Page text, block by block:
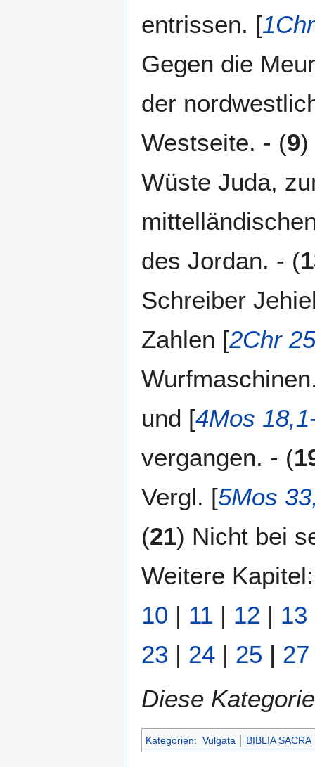
entrissen. [
Gegen die
der
Westseite. - (9)
Wüste Juda,
des Jordan. - (
Schreiber
Zahlen [2Chr
und [4Mos
vergangen. - (
Vergl. [5Mos
(21) Nicht bei
Weitere
10 | 11 | 12 | 13
23 | 24 | 25 | 27
Diese
Kategorien: Vulgata BIBLIA SACRA